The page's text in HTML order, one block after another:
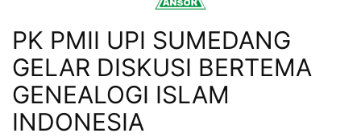
PK PMII UPI SUMEDANG
GELAR DISKUSI BERTEMA
GENEALOGI ISLAM
INDONESIA